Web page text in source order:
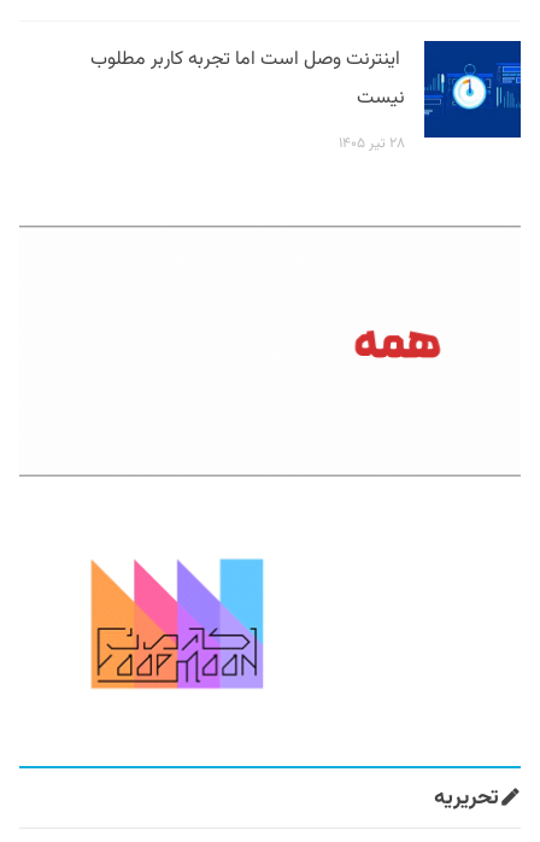
اینترنت وصل است اما تجربه کاربر مطلوب
نیست
۲۸ تیر ۱۴۰۵
تحریریه